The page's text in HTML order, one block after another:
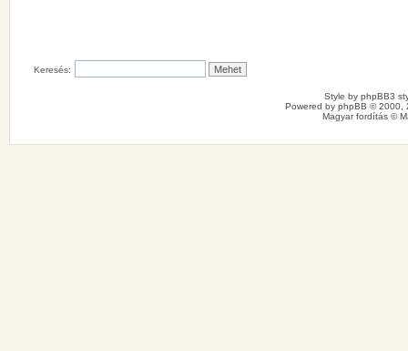
Keresés:
Style by phpBB3
Powered by phpBB © 2000,
Magyar fordítás ©